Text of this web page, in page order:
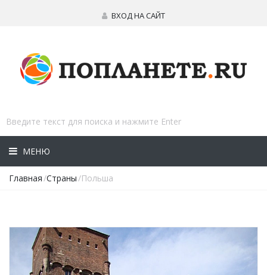
ВХОД НА САЙТ
МЕНЮ
Главная/Страны/Польша